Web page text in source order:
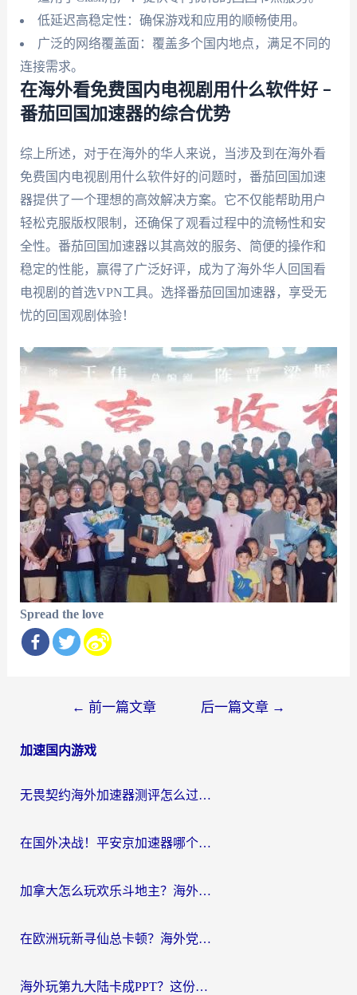
低延迟高稳定性：确保游戏和应用的顺畅使用。
广泛的网络覆盖面：覆盖多个国内地点，满足不同的
连接需求。
在海外看免费国内电视剧用什么软件好 –
番茄回国加速器的综合优势
综上所述，对于在海外的华人来说，当涉及到在海外看
免费国内电视剧用什么软件好的问题时，番茄回国加速
器提供了一个理想的高效解决方案。它不仅能帮助用户
轻松克服版权限制，还确保了观看过程中的流畅性和安
全性。番茄回国加速器以其高效的服务、简便的操作和
稳定的性能，赢得了广泛好评，成为了海外华人回国看
电视剧的首选VPN工具。选择番茄回国加速器，享受无
忧的回国观剧体验！
Spread the love
导
← 前一篇文章 后一篇文章 →
加速国内游戏
无畏契约海外加速器测评怎么过？海外玩家亲测实用指南（附小众技巧）
在国外决战！平安京加速器哪个好用一点？老玩家亲测番茄加速器全解析
加拿大怎么玩欢乐斗地主？海外党国服游戏加速终极指南（附绝地求生未来之役300英雄实测）
在欧洲玩新寻仙总卡顿？海外党必看的国服游戏加速全攻略
海外玩第九大陆卡成PPT？这份网络加速指南帮你丝滑上分